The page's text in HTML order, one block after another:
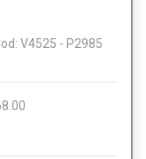
V4525 - P2985